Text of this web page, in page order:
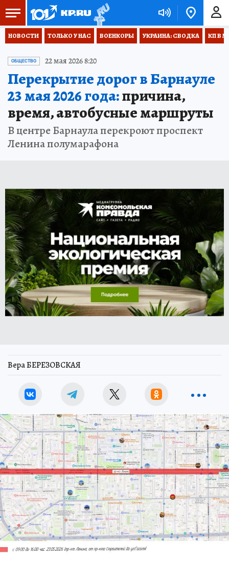
НОВОСТИ ТОЛЬКО У НАС ВОЕНКОРЫ УКРАИНА: СВОДКА КП В
ОБЩЕСТВО 22 мая 2026 8:20
Перекрытие дорог в Барнауле
23 мая 2026 года:причина,
время, автобусные маршруты
В центре Барнаула перекроют проспект
Ленина полумарафона
Вера БЕРЕЗОВСКАЯ